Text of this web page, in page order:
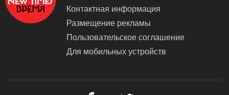
Контактная информация
Размещение рекламы
Пользовательское соглашение
Для мобильных устройств